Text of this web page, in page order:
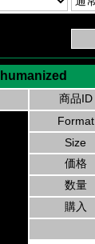
商品ID
Format
Size
価格
数量
購入